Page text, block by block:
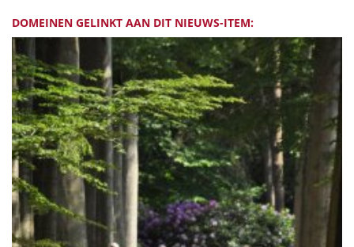
DOMEINEN GELINKT AAN DIT NIEUWS-ITEM: